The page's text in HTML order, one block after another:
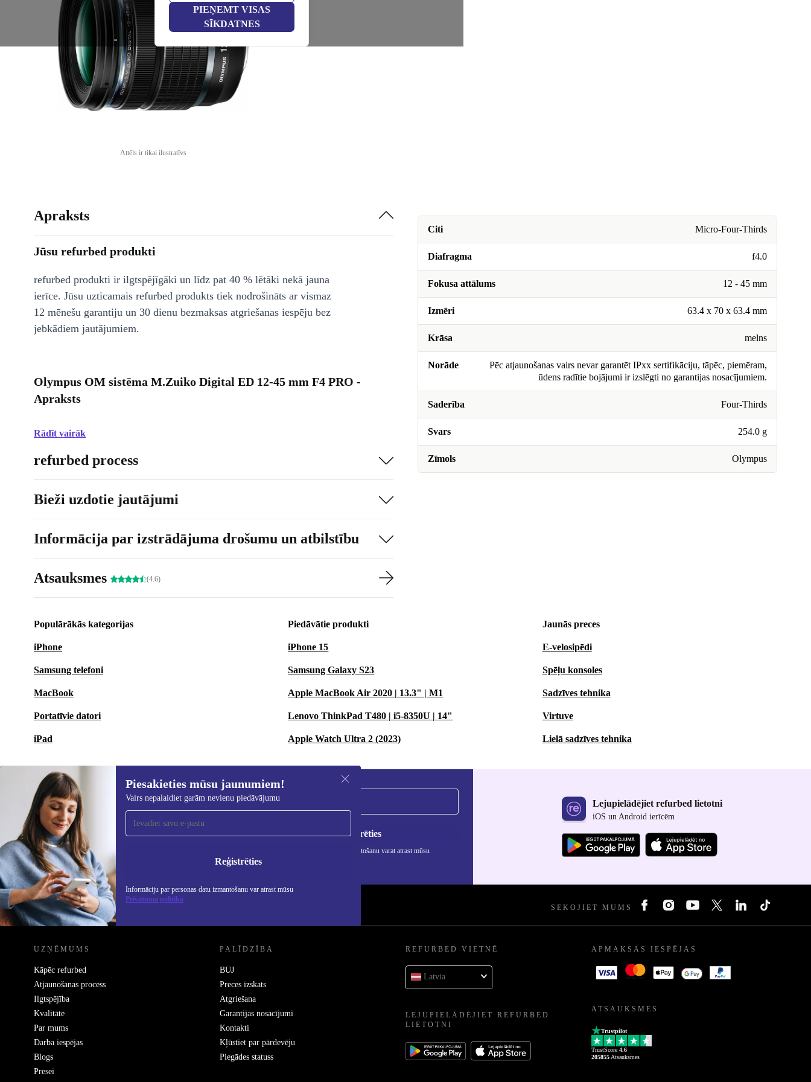
PIEŅEMT VISAS
SĪKDATNES
Attēls ir tikai ilustratīvs
Citi Micro-Four-Thirds
Diafragma f4.0
Fokusa attālums 12 - 45 mm
Izmēri 63.4 x 70 x 63.4 mm
Krāsa melns
Norāde
Pēc atjaunošanas vairs nevar garantēt IPxx sertifikāciju, tāpēc, piemēram,
ūdens radītie bojājumi ir izslēgti no garantijas nosacījumiem.
Saderība Four-Thirds
Svars 254.0 g
Zīmols Olympus
Apraksts
Jūsu refurbed produkti
refurbed produkti ir ilgtspējīgāki un līdz pat 40 % lētāki nekā jauna
ierīce. Jūsu uzticamais refurbed produkts tiek nodrošināts ar vismaz
12 mēnešu garantiju un 30 dienu bezmaksas atgriešanas iespēju bez
jebkādiem jautājumiem.
Olympus OM sistēma M.Zuiko Digital ED 12-45 mm F4 PRO -
Apraksts
Rādīt vairāk
refurbed process
Bieži uzdotie jautājumi
Informācija par izstrādājuma drošumu un atbilstību
Atsauksmes (4.6)
Populārākās kategorijas
iPhone
Samsung telefoni
MacBook
Portatīvie datori
iPad
Piedāvātie produkti
iPhone 15
Samsung Galaxy S23
Apple MacBook Air 2020 | 13.3" | M1
Lenovo ThinkPad T480 | i5-8350U | 14"
Apple Watch Ultra 2 (2023)
Jaunās preces
E-velosipēdi
Spēļu konsoles
Sadzīves tehnika
Virtuve
Lielā sadzīves tehnika
Piesakieties mūsu jaunumiem!
Vairs nepalaidiet garām nevienu piedāvājumu
Reģistrēties
Informāciju par personas datu izmantošanu var atrast mūsu
Privātuma politikā
Piesakieties mūsu jaunumu
saņemšanai!
Nekad vairs nepalaidiet garām nevienu
piedāvājumu.
Reģistrēties
Informāciju par personas datu izmantošanu varat atrast mūsu
Privātuma politikā
Lejupielādējiet refurbed lietotni
iOS un Android ierīcēm
REFURBED - RETHINK NEW. SEKOJIET MUMS
UZŅĒMUMS
Kāpēc refurbed
Atjaunošanas process
Ilgtspējība
Kvalitāte
Par mums
Darba iespējas
Blogs
Presei
PALĪDZĪBA
BUJ
Preces izskats
Atgriešana
Garantijas nosacījumi
Kontakti
Kļūstiet par pārdevēju
Piegādes statuss
REFURBED VIETNĒ
Latvia
LEJUPIELĀDĒJIET REFURBED
LIETOTNI
APMAKSAS IESPĒJAS
ATSAUKSMES
Trustpilot
TrustScore 4.6
205855 Atsauksmes